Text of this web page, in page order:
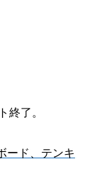
終了。
ード、テンキ